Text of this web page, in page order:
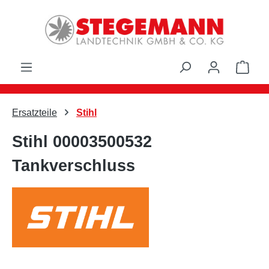
Zum Hauptinhalt springen
Ersatzteile Stihl
Stihl 00003500532
Tankverschluss